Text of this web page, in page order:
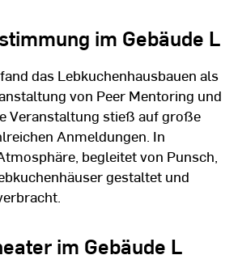
im Gebäude L
das Lebkuchenhausbauen als
von Peer Mentoring und
Veranstaltung stieß auf große
Anmeldungen. In
begleitet von Punsch,
gestaltet und
im Gebäude L